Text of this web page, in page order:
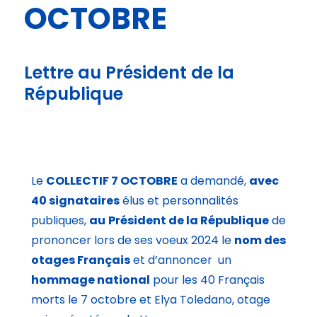
OCTOBRE
Lettre au Président de la
République
Le COLLECTIF 7 OCTOBRE a demandé, avec
40 signatairesélus et personnalités
publiques, au Président de la Républiquede
prononcer lors de ses voeux 2024 le nom des
otages Françaiset d’annoncer un
hommage national pour les 40 Français
morts le 7 octobre et Elya Toledano, otage